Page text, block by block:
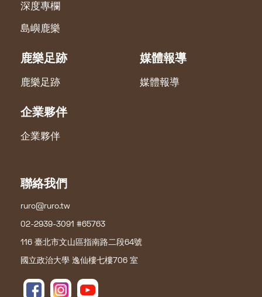
深度專欄
島嶼鹿樂
鹿樂足跡
鹿樂足跡
媒體報導
媒體報導
企業夥伴
企業夥伴
聯絡我們
ruro@ruro.tw
02-2939-3091 #65763
116 臺北市文山區指南路二段64號
國立政治大學 逸仙樓七樓706 室